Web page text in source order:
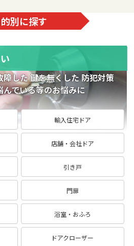
別に探す
した 鍵を無くした 防犯対策
でいる等のお悩みに
輸入住宅ドア
店舗・会社ドア
引き戸
門扉
浴室・おふろ
ドアクローザー